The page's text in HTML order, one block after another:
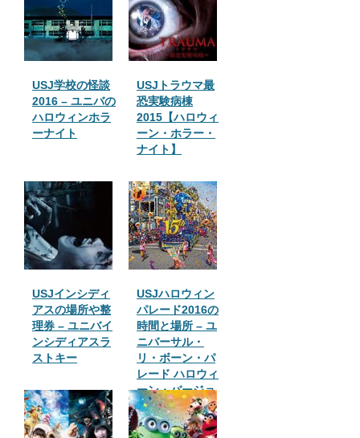
USJ学校の怪談
2016 – ユニバの
ハロウィンホラ
ーナイト
USJトラウマ最
恐実験病棟
2015【ハロウィ
ーン・ホラー・
ナイト】
USJインシディ
アスの場所や整
理券 – ユニバイ
ンシディアスラ
ストキー
USJハロウィン
パレード2016の
時間と場所 – ユ
ニバーサル・
リ・ボーン・パ
レード ハロウィ
ーン・バージョ
ン